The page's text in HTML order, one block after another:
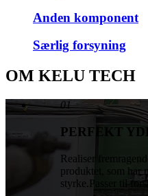
Anden komponent
Særlig forsyning
OM KELU TECH
01
PERFEKT
Realiser
produktet, som har
styrke.Passer til